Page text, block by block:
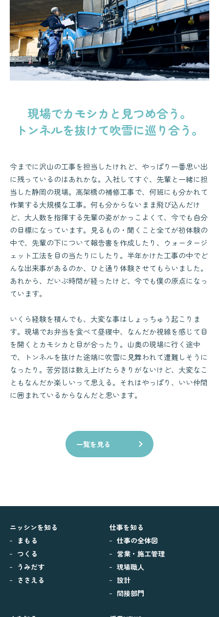
現場でカモシカと見つめ合う。
トンネルを抜けて吹雪に巡り合う。
今までに沢山の工事を担当したけれど、やっぱり一番思い出
に残っているのはあれかな。入社してすぐ、先輩と一緒に担
当した静岡の現場。高架橋の補修工事で、何班にも分かれて
作業する大規模な工事。何も分からないまま飛び込んだけ
ど、大人数を指揮する先輩の姿がかっこよくて、今でも自分
の目標になっています。見るもの・聞くこと全てが初体験の
中で、先輩の下について報告書を作成したり、ウォータージ
ェット工法を目の当たりにしたり。半年かけた工事の中でど
んな出来事があるのか、ひと通り体験させてもらいました。
あれから、だいぶ時間が経ったけど、今でも僕の原点になっ
ています。
いくら経験を積んでも、大変な事はしょっちゅう起こりま
す。現場でお弁当を食べて昼寝中、なんだか視線を感じて目
を開くとカモシカと目が合ったり。山奥の現場に行く途中
で、トンネルを抜けた途端に吹雪に見舞われて遭難しそうに
なったり。苦労話は数え上げたらきりがないけど、大変なこ
ともなんだか楽しいって思える。それはやっぱり、いい仲間
に囲まれているからなんだと思います。
一覧を見る
ニッシンを知る
まもる
つくる
うみだす
ささえる
仕事を知る
仕事の全体図
営業・施工管理
現場職人
設計
間接部門